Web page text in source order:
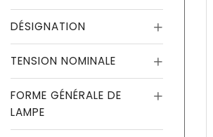
DÉSIGNATION
TENSION NOMINALE
FORME GÉNÉRALE DE
LAMPE